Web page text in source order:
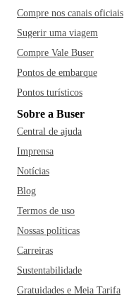
Compre nos canais oficiais
Sugerir uma viagem
Compre Vale Buser
Pontos de embarque
Pontos turísticos
Sobre a Buser
Central de ajuda
Imprensa
Notícias
Blog
Termos de uso
Nossas políticas
Carreiras
Sustentabilidade
Gratuidades e Meia Tarifa